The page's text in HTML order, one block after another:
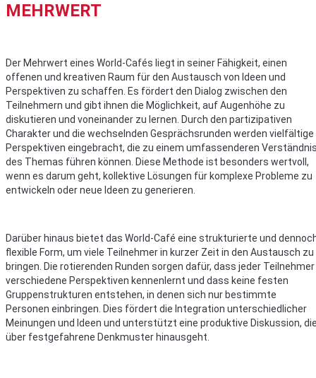
MEHRWERT
Der Mehrwert eines World-Cafés liegt in seiner Fähigkeit, einen
offenen und kreativen Raum für den Austausch von Ideen und
Perspektiven zu schaffen. Es fördert den Dialog zwischen den
Teilnehmern und gibt ihnen die Möglichkeit, auf Augenhöhe zu
diskutieren und voneinander zu lernen. Durch den partizipativen
Charakter und die wechselnden Gesprächsrunden werden vielfältige
Perspektiven eingebracht, die zu einem umfassenderen
des Themas führen können. Diese Methode ist besonders wertvoll,
wenn es darum geht, kollektive Lösungen für komplexe Probleme zu
entwickeln oder neue Ideen zu generieren.
Darüber hinaus bietet das World-Café eine strukturierte und
flexible Form, um viele Teilnehmer in kurzer Zeit in den Austausch zu
bringen. Die rotierenden Runden sorgen dafür, dass jeder Teilnehmer
verschiedene Perspektiven kennenlernt und dass keine festen
Gruppenstrukturen entstehen, in denen sich nur bestimmte
Personen einbringen. Dies fördert die Integration unterschiedlicher
Meinungen und Ideen und unterstützt eine produktive Diskussion,
über festgefahrene Denkmuster hinausgeht.